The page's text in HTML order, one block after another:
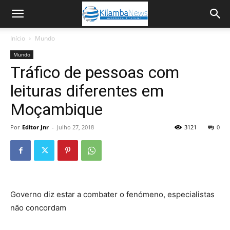
Início Mundo
Mundo
Tráfico de pessoas com
leituras diferentes em
Moçambique
Por Editor Jnr - Julho 27, 2018 0
3121
Governo diz estar a combater o fenómeno, especialistas
não concordam